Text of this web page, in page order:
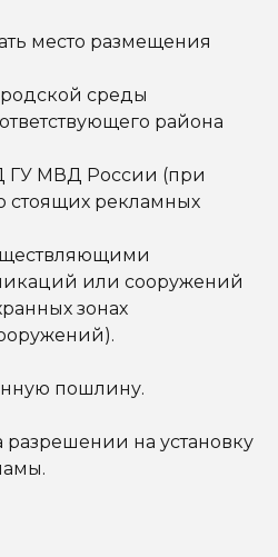
место размещения
среды
района
ГУ МВД России (при
стоящих рекламных
или сооружений
зонах
пошлину.
разрешении на установку